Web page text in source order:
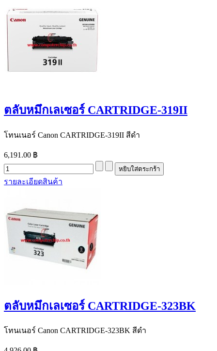
ตลับหมึกเลเซอร์ CARTRIDGE-319II
โทนเนอร์ Canon CARTRIDGE-319II สีดำ
6,191.00 ฿
รายละเอียดสินค้า
ตลับหมึกเลเซอร์ CARTRIDGE-323BK
โทนเนอร์ Canon CARTRIDGE-323BK สีดำ